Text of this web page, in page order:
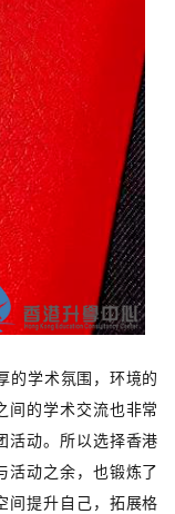
的学术氛围，环境的
间的学术交流也非常
活动。所以选择香港
活动之余，也锻炼了
间提升自己，拓展格